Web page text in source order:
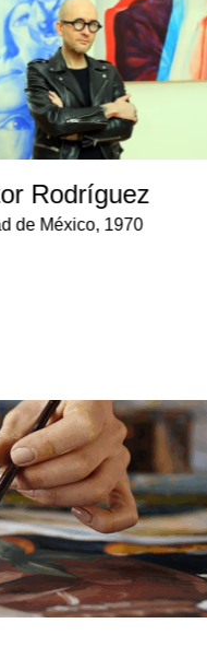
Rodríguez
de México, 1970